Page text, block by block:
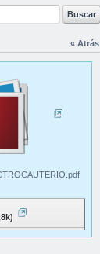
« Atrás